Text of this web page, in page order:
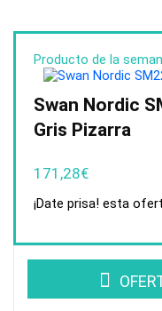
Producto de la
Swan Nordic
Gris Pizarra
171,28€
¡Date prisa! esta